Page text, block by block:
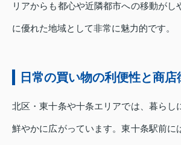
リアからも都心や近隣都市への移動がし
に優れた地域として非常に魅力的です。
日常の買い物の利便性と商店
北区・東十条や十条エリアでは、暮らし
鮮やかに広がっています。東十条駅前に